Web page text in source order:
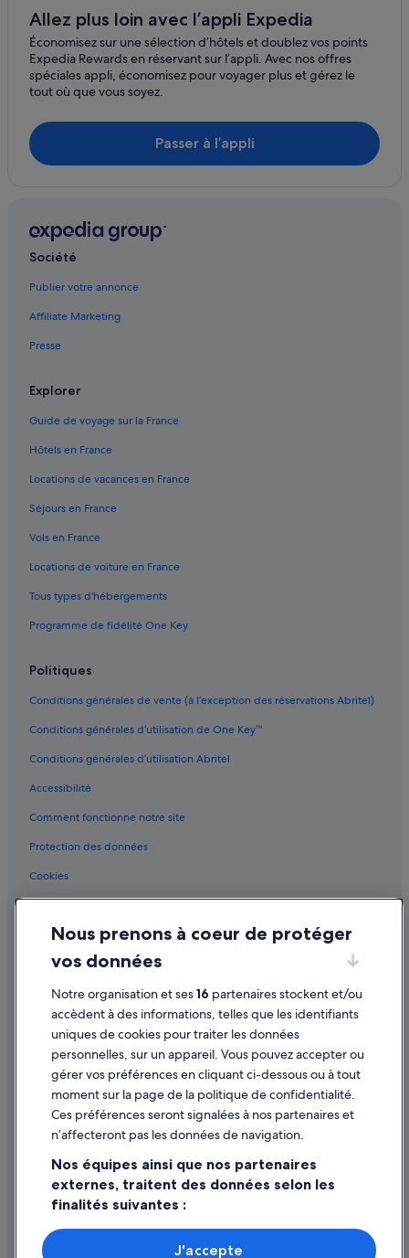
Allez plus loin avec l’appli Expedia
Économisez sur une sélection d’hôtels et doublez vos points
Expedia Rewards en réservant sur l’appli. Avec nos offres
spéciales appli, économisez pour voyager plus et gérez le
tout où que vous soyez.
Passer à l’appli
Société
Publier votre annonce
Affiliate Marketing
Presse
Explorer
Guide de voyage sur la France
Hôtels en France
Locations de vacances en France
Séjours en France
Vols en France
Locations de voiture en France
Tous types d'hébergements
Programme de fidélité One Key
Politiques
Conditions générales de vente (à l’exception des réservations Abritel)
Conditions générales d’utilisation de One Key™
Conditions générales d’utilisation Abritel
Accessibilité
Comment fonctionne notre site
Protection des données
Cookies
Mentions légales / Nous contacter
Directives de contenu et signalement de contenus
Aide
Assistance
Annuler votre vol
Annuler une réservation d'hôtel ou de location de vacances
Délais de remboursement
Documents de voyage internationaux
Nous prenons à coeur de protéger
vos données
Notre organisation et ses16 partenaires stockent et/ou
accèdent à des informations, telles que les identifiants
uniques de cookies pour traiter les données
personnelles, sur un appareil. Vous pouvez accepter ou
gérer vos préférences en cliquant ci-dessous ou à tout
moment sur la page de la politique de confidentialité.
Ces préférences seront signalées à nos partenaires et
n’affecteront pas les données de navigation.
Nos équipes ainsi que nos partenaires
externes, traitent des données selon les
finalités suivantes :
Utiliser des données de géolocalisation précises. Analyser
activement les caractéristiques de l’appareil pour
J'accepte